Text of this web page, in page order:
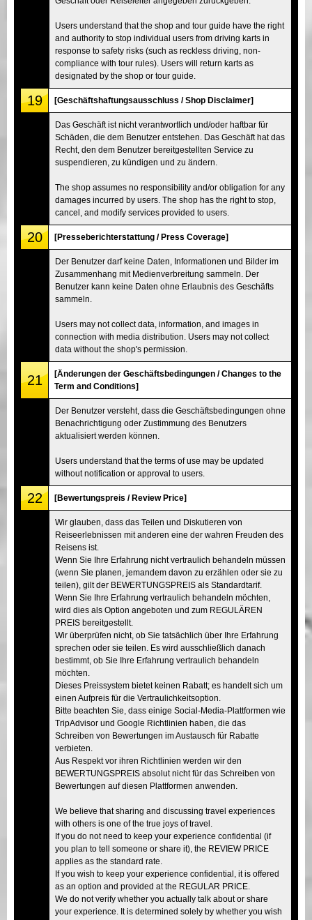
Users understand that the shop and tour guide have the right
and authority to stop individual users from driving karts in
response to safety risks (such as reckless driving, non-
compliance with tour rules). Users will return karts as
designated by the shop or tour guide.
19 [Geschäftshaftungsausschluss / Shop Disclaimer]
Das Geschäft ist nicht verantwortlich und/oder haftbar für
Schäden, die dem Benutzer entstehen. Das Geschäft hat das
Recht, den dem Benutzer bereitgestellten Service zu
suspendieren, zu kündigen und zu ändern.
The shop assumes no responsibility and/or obligation for any
damages incurred by users. The shop has the right to stop,
cancel, and modify services provided to users.
20 [Presseberichterstattung / Press Coverage]
Der Benutzer darf keine Daten, Informationen und Bilder im
Zusammenhang mit Medienverbreitung sammeln. Der
Benutzer kann keine Daten ohne Erlaubnis des Geschäfts
sammeln.
Users may not collect data, information, and images in
connection with media distribution. Users may not collect
data without the shop's permission.
21
[Änderungen der Geschäftsbedingungen / Changes to the
Term and Conditions]
Der Benutzer versteht, dass die Geschäftsbedingungen ohne
Benachrichtigung oder Zustimmung des Benutzers
aktualisiert werden können.
Users understand that the terms of use may be updated
without notification or approval to users.
22 [Bewertungspreis / Review Price]
Wir glauben, dass das Teilen und Diskutieren von
Reiseerlebnissen mit anderen eine der wahren Freuden des
Reisens ist.
Wenn Sie Ihre Erfahrung nicht vertraulich behandeln müssen
(wenn Sie planen, jemandem davon zu erzählen oder sie zu
teilen), gilt der BEWERTUNGSPREIS als Standardtarif.
Wenn Sie Ihre Erfahrung vertraulich behandeln möchten,
wird dies als Option angeboten und zum REGULÄREN
PREIS bereitgestellt.
Wir überprüfen nicht, ob Sie tatsächlich über Ihre Erfahrung
sprechen oder sie teilen. Es wird ausschließlich danach
bestimmt, ob Sie Ihre Erfahrung vertraulich behandeln
möchten.
Dieses Preissystem bietet keinen Rabatt; es handelt sich um
einen Aufpreis für die Vertraulichkeitsoption.
Bitte beachten Sie, dass einige Social-Media-Plattformen wie
TripAdvisor und Google Richtlinien haben, die das
Schreiben von Bewertungen im Austausch für Rabatte
verbieten.
Aus Respekt vor ihren Richtlinien werden wir den
BEWERTUNGSPREIS absolut nicht für das Schreiben von
Bewertungen auf diesen Plattformen anwenden.
We believe that sharing and discussing travel experiences
with others is one of the true joys of travel.
If you do not need to keep your experience confidential (if
you plan to tell someone or share it), the REVIEW PRICE
applies as the standard rate.
If you wish to keep your experience confidential, it is offered
as an option and provided at the REGULAR PRICE.
We do not verify whether you actually talk about or share
your experience. It is determined solely by whether you wish